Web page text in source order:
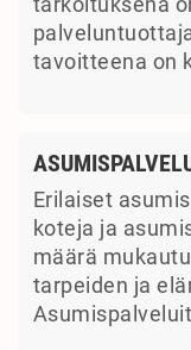
tavoitteena on
Erilaiset
koteja ja
määrä
tarpeiden ja